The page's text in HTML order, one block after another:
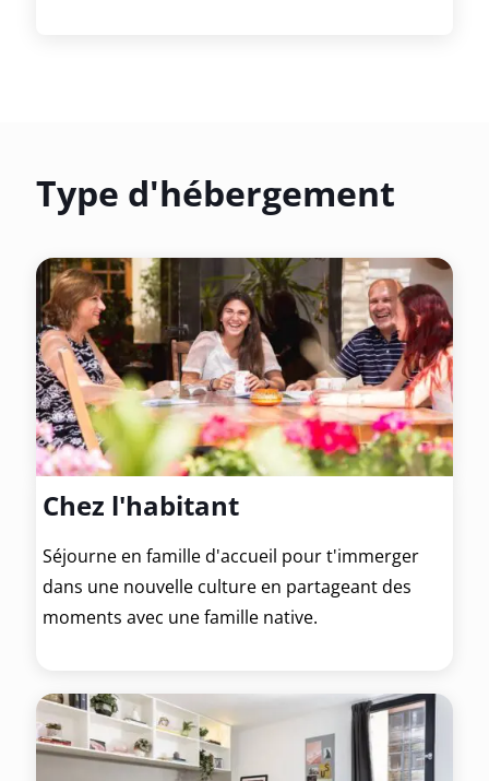
Type d'hébergement
Chez l'habitant
Séjourne en famille d'accueil pour t'immerger
dans une nouvelle culture en partageant des
moments avec une famille native.